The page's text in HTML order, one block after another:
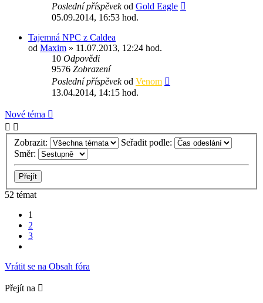
Poslední příspěvekod Gold Eagle
05.09.2014, 16:53 hod.
Tajemná NPC z Caldea
od Maxim » 11.07.2013, 12:24 hod.
10 Odpovědi
9576 Zobrazení
Poslední příspěvekod Venom
13.04.2014, 14:15 hod.
Nové téma
Zobrazit:
Seřadit podle:
Směr:
52 témat
1
2
3
Vrátit se na Obsah fóra
Přejít na